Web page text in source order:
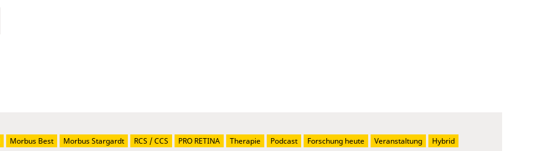
Morbus Best Morbus Stargardt RCS / CCS PRO RETINA Therapie Podcast Forschung heute Veranstaltung Hybrid